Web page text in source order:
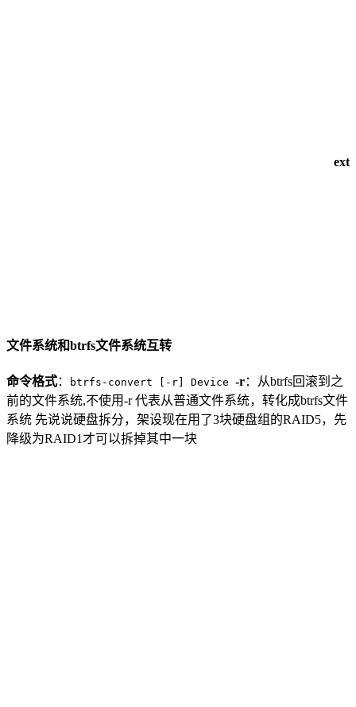
ext
文件系统和btrfs文件系统互转
命令格式： btrfs-convert [-r] Device -r：从btrfs回滚到之
前的文件系统,不使用-r 代表从普通文件系统，转化成btrfs文件
系统 先说说硬盘拆分，架设现在用了3块硬盘组的RAID5，先
降级为RAID1才可以拆掉其中一块